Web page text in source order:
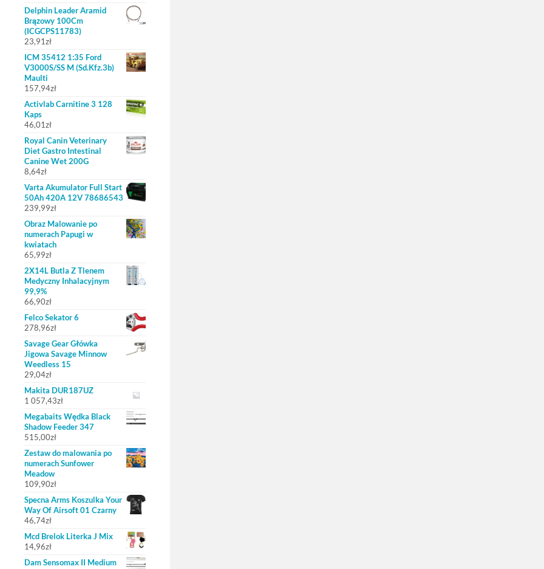
Delphin Leader Aramid
Brązowy 100Cm
(ICGCPS11783)
23,91zł
ICM 35412 1:35 Ford
V3000S/SS M (Sd.Kfz.3b)
Maulti
157,94zł
Activlab Carnitine 3 128
Kaps
46,01zł
Royal Canin Veterinary
Diet Gastro Intestinal
Canine Wet 200G
8,64zł
Varta Akumulator Full Start
50Ah 420A 12V 78686543
239,99zł
Obraz Malowanie po
numerach Papugi w
kwiatach
65,99zł
2X14L Butla Z Tlenem
Medyczny Inhalacyjnym
99,9%
66,90zł
Felco Sekator 6
278,96zł
Savage Gear Główka
Jigowa Savage Minnow
Weedless 15
29,04zł
Makita DUR187UZ
1 057,43zł
Megabaits Wędka Black
Shadow Feeder 347
515,00zł
Zestaw do malowania po
numerach Sunfower
Meadow
109,90zł
Specna Arms Koszulka Your
Way Of Airsoft 01 Czarny
46,74zł
Mcd Brelok Literka J Mix
14,96zł
Dam Sensomax II Medium